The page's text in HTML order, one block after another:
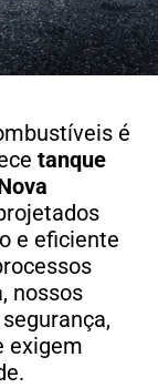
é
tanque
e eficiente
nossos
exigem